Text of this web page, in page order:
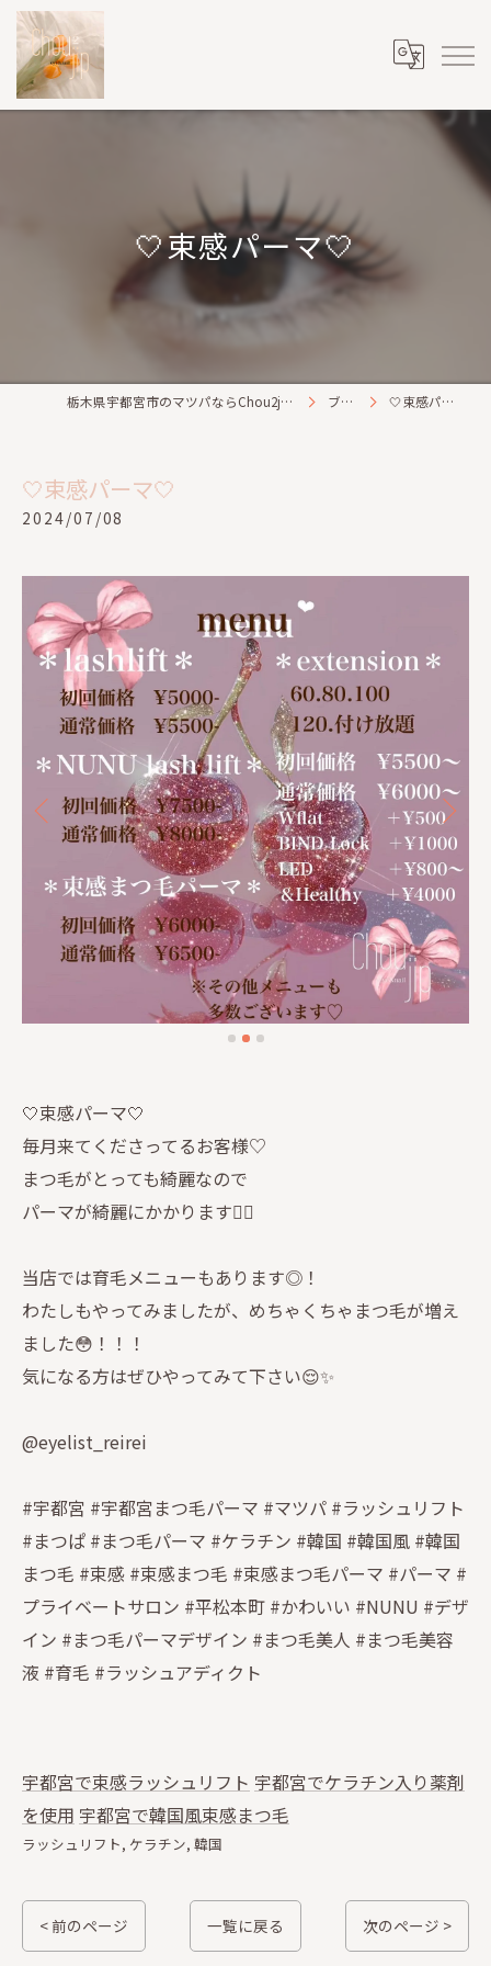
🤍束感パーマ🤍
栃木県宇都宮市のマツパならChou2jip(シュシュジプ) ブログ 🤍束感パーマ🤍
🤍束感パーマ🤍
2024/07/08
🤍束感パーマ🤍
毎月来てくださってるお客様♡
まつ毛がとっても綺麗なので
パーマが綺麗にかかります👍🏻
当店では育毛メニューもあります◎！
わたしもやってみましたが、めちゃくちゃまつ毛が増え
ました😳！！！
気になる方はぜひやってみて下さい😌✨
@eyelist_reirei
#宇都宮 #宇都宮まつ毛パーマ #マツパ #ラッシュリフト
#まつぱ #まつ毛パーマ #ケラチン #韓国 #韓国風 #韓国
まつ毛 #束感 #束感まつ毛 #束感まつ毛パーマ #パーマ #
プライベートサロン #平松本町 #かわいい #NUNU #デザ
イン #まつ毛パーマデザイン #まつ毛美人 #まつ毛美容
液 #育毛 #ラッシュアディクト
宇都宮で束感ラッシュリフト 宇都宮でケラチン入り薬剤
を使用 宇都宮で韓国風束感まつ毛
ラッシュリフト ケラチン 韓国
< 前のページ 一覧に戻る 次のページ >